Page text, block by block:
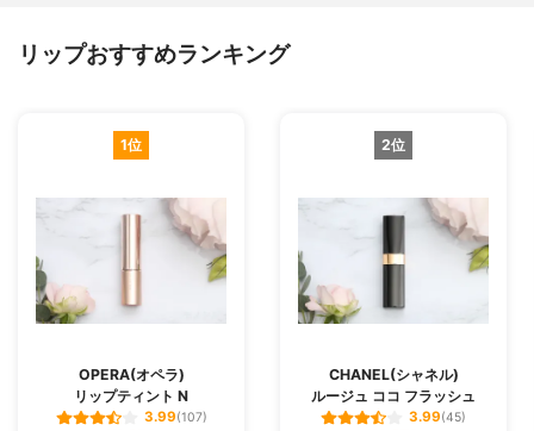
リップおすすめランキング
1位
OPERA(オペラ)
リップティント N
3.99(107)
2位
CHANEL(シャネル)
ルージュ ココ フラッシュ
3.99(45)